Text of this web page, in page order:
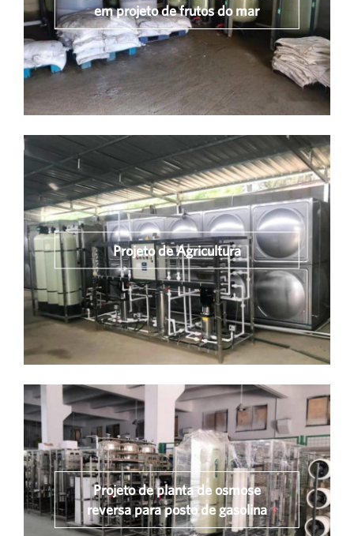
em projeto de frutos do mar
Projeto de Agricultura
Projeto de planta de osmose
reversa para posto de gasolina